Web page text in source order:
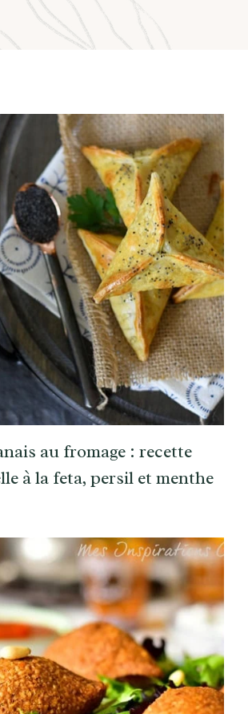
au fromage : recette
à la feta, persil et menthe